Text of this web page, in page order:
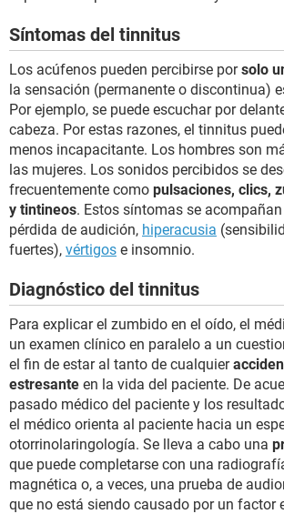
Síntomas del tinnitus
Los acúfenos pueden percibirse porsolo
la sensación (permanente o discontinua)
Por ejemplo, se puede escuchar por
cabeza. Por estas razones, el tinnitus
menos incapacitante. Los hombres son
las mujeres. Los sonidos percibidos se
frecuentemente como pulsaciones, clics,
y tintineos. Estos síntomas se
pérdida de audición, hiperacusia
fuertes), vértigos e insomnio.
Diagnóstico del tinnitus
Para explicar el zumbido en el oído, el
un examen clínico en paralelo a un
el fin de estar al tanto de cualquier
estresante en la vida del paciente. De
pasado médico del paciente y los
el médico orienta al paciente hacia un
otorrinolaringología. Se lleva a cabo una
que puede completarse con una
magnética o, a veces, una prueba de
que no está siendo causado por un factor